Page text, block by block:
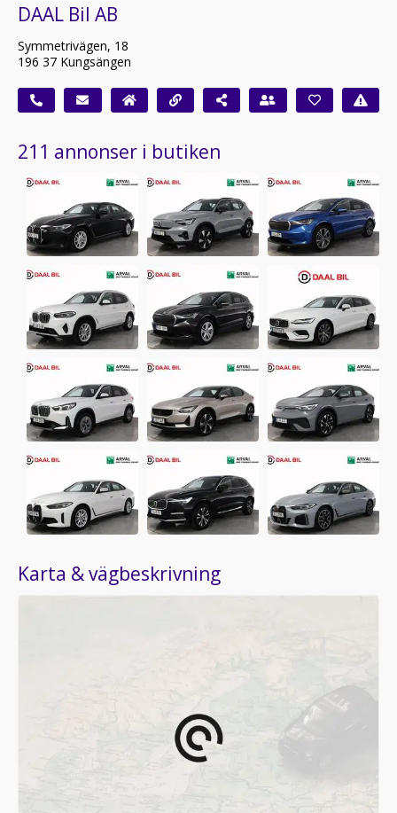
DAAL Bil AB
Symmetrivägen, 18
196 37 Kungsängen
211 annonser i butiken
Karta & vägbeskrivning